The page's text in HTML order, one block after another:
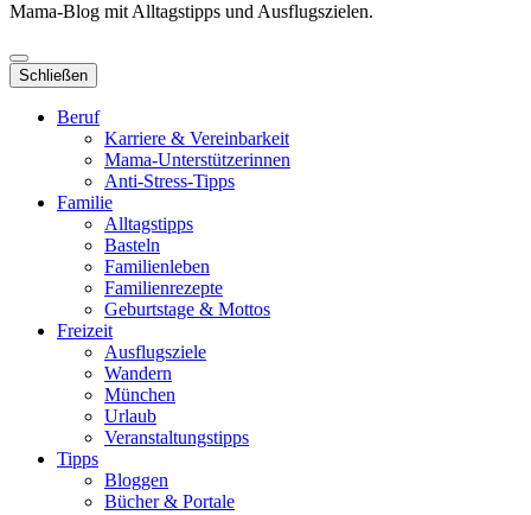
Mama-Blog mit Alltagstipps und Ausflugszielen.
Schließen
Beruf
Karriere & Vereinbarkeit
Mama-Unterstützerinnen
Anti-Stress-Tipps
Familie
Alltagstipps
Basteln
Familienleben
Familienrezepte
Geburtstage & Mottos
Freizeit
Ausflugsziele
Wandern
München
Urlaub
Veranstaltungstipps
Tipps
Bloggen
Bücher & Portale